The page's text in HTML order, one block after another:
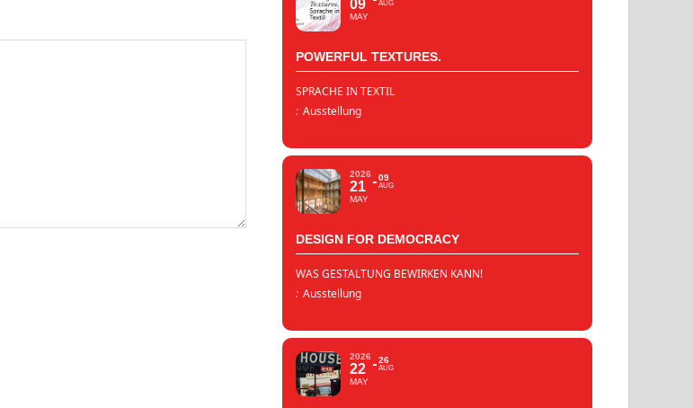
09
MAY
AUG
POWERFUL TEXTURES.
SPRACHE IN TEXTIL
: Ausstellung
2026
21
MAY
09
AUG
DESIGN FOR DEMOCRACY
WAS GESTALTUNG BEWIRKEN KANN!
: Ausstellung
2026
22
MAY
26
AUG